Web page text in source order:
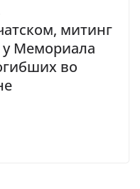
митинг
Мемориала
во